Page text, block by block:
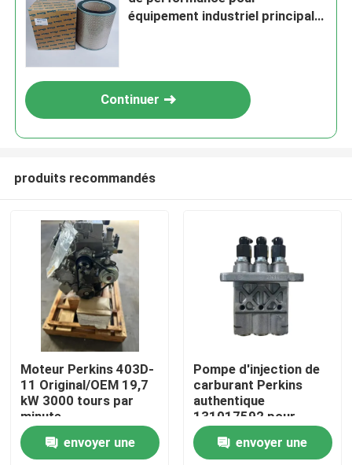
Aperçu
Produits
A propos de nous
équipement industriel principal
Continuer
produits recommandés
Moteur Perkins 403D-
11 Original/OEM 19,7
kW 3000 tours par
minute
envoyer une
Pompe d'injection de
carburant Perkins
authentique
131017592 pour
moteur diesel 403D
envoyer une